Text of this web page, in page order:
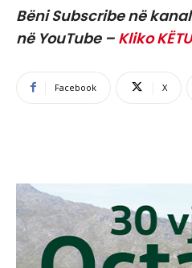
Bëni Subscribe në
në YouTube – Kliko KËTU
Facebook X